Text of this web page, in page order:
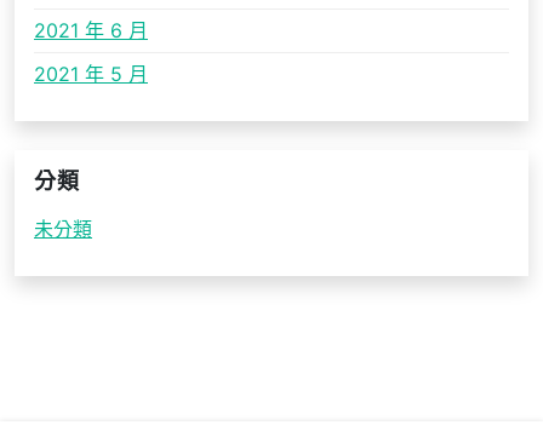
2021 年 6 月
2021 年 5 月
分類
未分類